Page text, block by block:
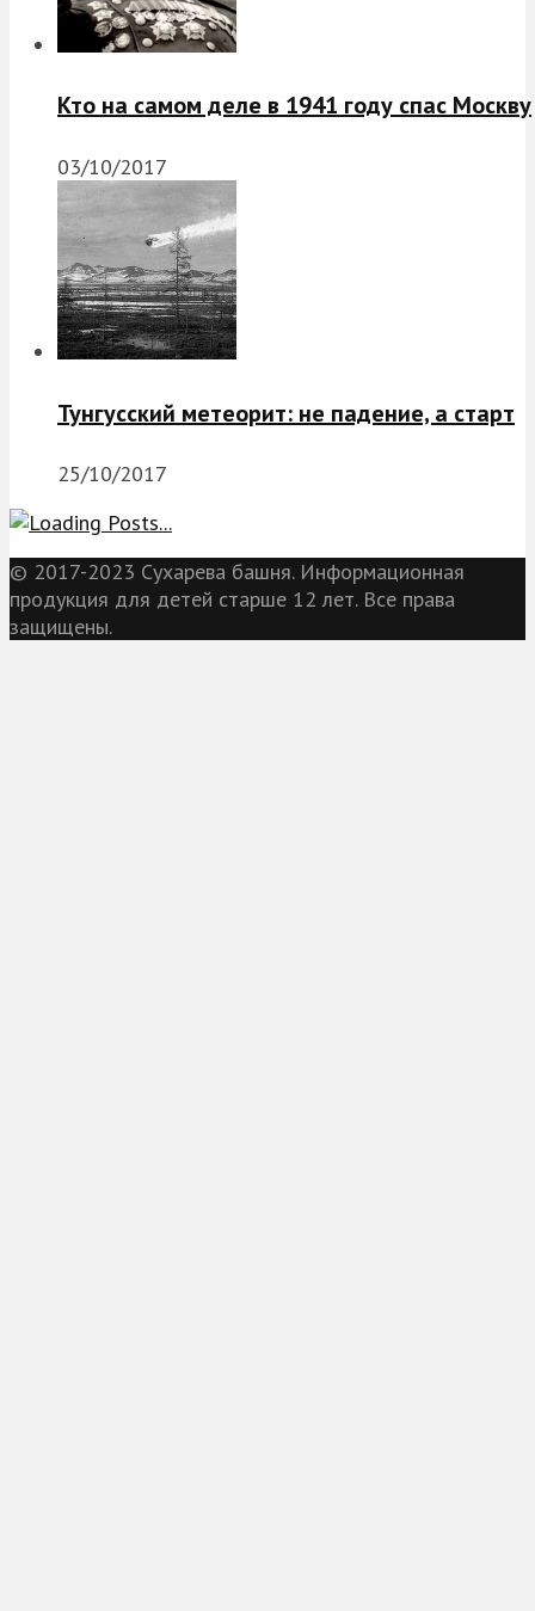
Кто на самом деле в 1941 году спас Москву
03/10/2017
Тунгусский метеорит: не падение, а старт
25/10/2017
© 2017-2023 Сухарева башня. Информационная
продукция для детей старше 12 лет. Все права
защищены.